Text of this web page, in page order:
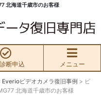
北海道千歳市のお客様
断申込 メニュー
Everioビデオカメラ復旧事例 > ビ
北海道千歳市のお客様